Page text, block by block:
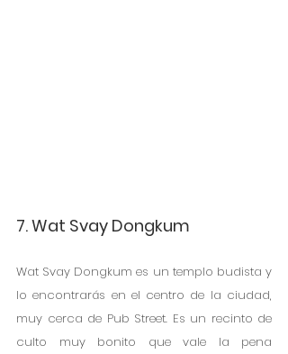
7. Wat Svay Dongkum
Wat Svay Dongkum es un templo budista y
lo encontrarás en el centro de la ciudad,
muy cerca de Pub Street. Es un recinto de
culto muy bonito que vale la pena